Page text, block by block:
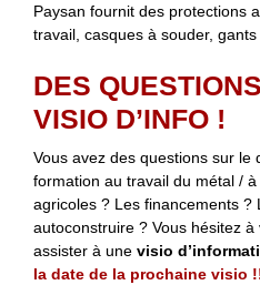
Paysan fournit des protections
travail, casques à souder, gants
DES
VISIO D’INFO !
Vous avez des questions sur le
formation au travail du métal / à
agricoles ? Les financements ?
autoconstruire ? Vous hésitez
assister à une visio
la date de la prochaine visio